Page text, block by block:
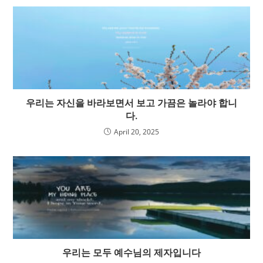
우리는 자신을 바라보면서 보고 가끔은 놀라야 합니
다.
April 20, 2025
우리는 모두 예수님의 제자입니다